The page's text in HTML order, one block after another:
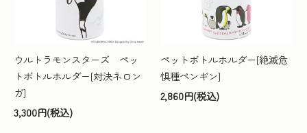
ウルトラモンスターズ ペッ
トボトルホルダー[対決ネロン
ガ]
3,300円(税込)
ペットボトルホルダー[絶滅危
惧種ペンギン]
2,860円(税込)